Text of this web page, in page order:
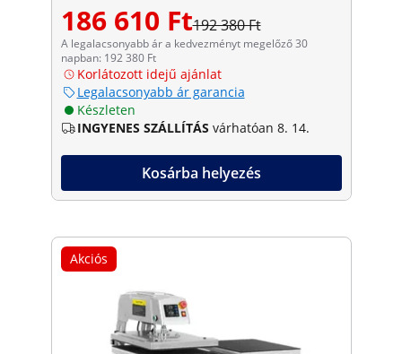
186 610 Ft192 380 Ft
A legalacsonyabb ár a kedvezményt megelőző 30
napban: 192 380 Ft
Korlátozott idejű ajánlat
Legalacsonyabb ár garancia
Készleten
INGYENES SZÁLLÍTÁS várhatóan 8. 14.
Kosárba helyezés
Akciós